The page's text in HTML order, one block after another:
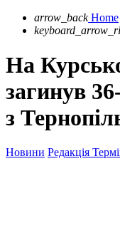
arrow_back Home
На
загинув
з
Новини Редакція